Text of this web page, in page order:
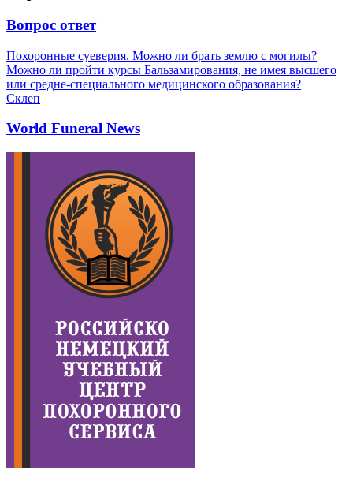
Вопрос ответ
Похоронные суеверия. Можно ли брать землю с могилы?
Можно ли пройти курсы Бальзамирования, не имея высшего
или средне-специального медицинского образования?
Склеп
World Funeral News